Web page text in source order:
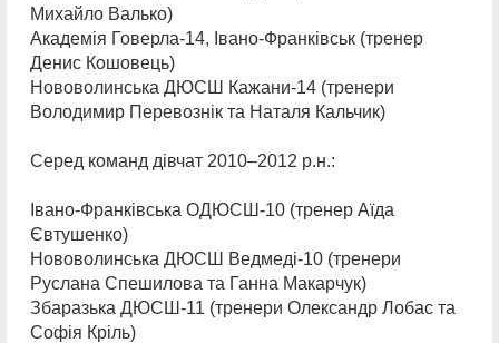
Михайло Валько)
Академія Говерла-14, Івано-Франківськ (тренер
Денис Кошовець)
Нововолинська ДЮСШ Кажани-14 (тренери
Володимир Перевознік та Наталя Кальчик)
Серед команд дівчат 2010–2012 р.н.:
Івано-Франківська ОДЮСШ-10 (тренер Аїда
Євтушенко)
Нововолинська ДЮСШ Ведмеді-10 (тренери
Руслана Спешилова та Ганна Макарчук)
Збаразька ДЮСШ-11 (тренери Олександр Лобас та
Софія Кріль)